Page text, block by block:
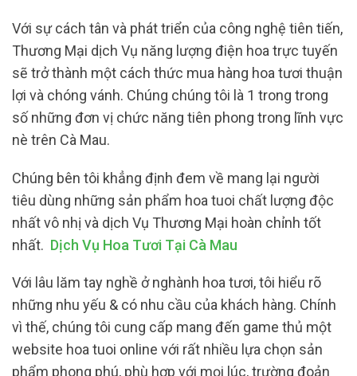
Với sự cách tân và phát triển của công nghệ tiên tiến,
Thương Mại dịch Vụ năng lượng điện hoa trực tuyến
sẽ trở thành một cách thức mua hàng hoa tươi thuận
lợi và chóng vánh. Chúng chúng tôi là 1 trong trong
số những đơn vị chức năng tiên phong trong lĩnh vực
nè trên Cà Mau.
Chúng bên tôi khẳng định đem về mang lại người
tiêu dùng những sản phẩm hoa tuoi chất lượng độc
nhất vô nhị và dịch Vụ Thương Mại hoàn chỉnh tốt
nhất. Dịch Vụ Hoa Tươi Tại Cà Mau
Với lâu lăm tay nghề ở nghành hoa tươi, tôi hiểu rõ
những nhu yếu & có nhu cầu của khách hàng. Chính
vì thế, chúng tôi cung cấp mang đến game thủ một
website hoa tuoi online với rất nhiều lựa chọn sản
phẩm phong phú, phù hợp với mọi lúc, trường đoản